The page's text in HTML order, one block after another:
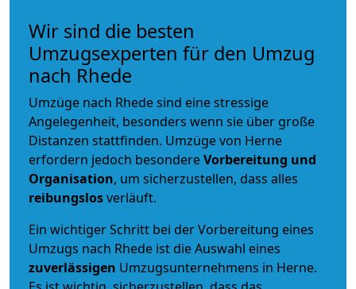
Wir sind die besten
Umzugsexperten für den Umzug
nach Rhede
Umzüge nach Rhede sind eine stressige
Angelegenheit, besonders wenn sie über große
Distanzen stattfinden. Umzüge von Herne
erfordern jedoch besondereVorbereitung und
Organisation, um sicherzustellen, dass alles
reibungslosverläuft.
Ein wichtiger Schritt bei der Vorbereitung eines
Umzugs nach Rhede ist die Auswahl eines
zuverlässigen Umzugsunternehmens in Herne.